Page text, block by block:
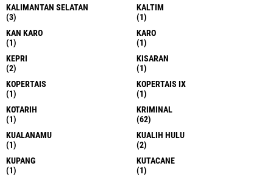
KALIMANTAN SELATAN
(3)
KALTIM
(1)
KAN KARO
(1)
KARO
(1)
KEPRI
(2)
KISARAN
(1)
KOPERTAIS
(1)
KOPERTAIS IX
(1)
KOTARIH
(1)
KRIMINAL
(62)
KUALANAMU
(1)
KUALIH HULU
(2)
KUPANG
(1)
KUTACANE
(1)